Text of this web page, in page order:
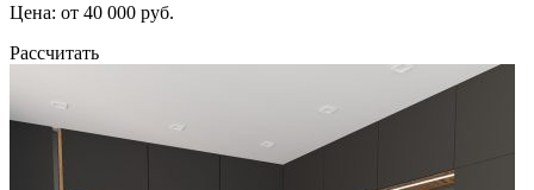
Цена: от 40 000 руб.
Рассчитать